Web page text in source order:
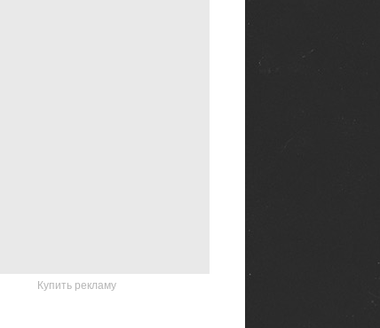
Купить рекламу